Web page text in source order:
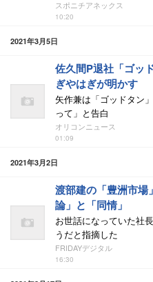
スポニチアネックス
10:20
2021年3月5日
佐久間P退社「ゴッ
ぎやはぎが明かす
矢作兼は「ゴッドタン
って」と告白
オリコンニュース
01:09
2021年3月2日
渡部建の「豊洲市場
論」と「同情」
お世話になっていた社
うだと指摘した
FRIDAYデジタル
16:30